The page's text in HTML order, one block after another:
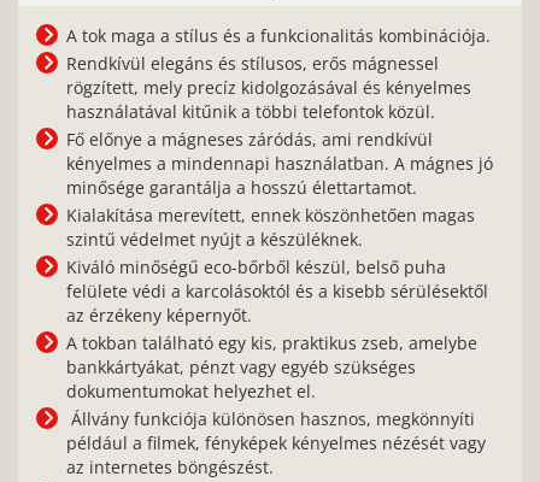
A tok maga a stílus és a funkcionalitás kombinációja.
Rendkívül elegáns és stílusos, erős mágnessel
rögzített, mely precíz kidolgozásával és kényelmes
használatával kitűnik a többi telefontok közül.
Fő előnye a mágneses záródás, ami rendkívül
kényelmes a mindennapi használatban. A mágnes jó
minősége garantálja a hosszú élettartamot.
Kialakítása merevített, ennek köszönhetően magas
szintű védelmet nyújt a készüléknek.
Kiváló minőségű eco-bőrből készül, belső puha
felülete védi a karcolásoktól és a kisebb sérülésektől
az érzékeny képernyőt.
A tokban található egy kis, praktikus zseb, amelybe
bankkártyákat, pénzt vagy egyéb szükséges
dokumentumokat helyezhet el.
Állvány funkciója különösen hasznos, megkönnyíti
például a filmek, fényképek kényelmes nézését vagy
az internetes böngészést.